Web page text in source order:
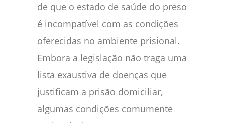
de que o estado de saúde do preso
é incompatível com as condições
oferecidas no ambiente prisional.
Embora a legislação não traga uma
lista exaustiva de doenças que
justificam a prisão domiciliar,
algumas condições comumente